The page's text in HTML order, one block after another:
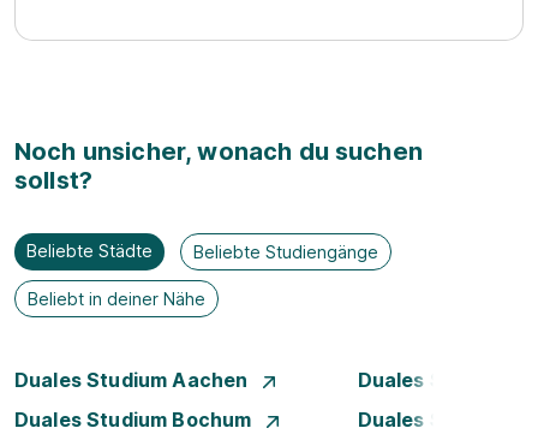
Noch unsicher, wonach du suchen
sollst?
Beliebte Städte Beliebte Studiengänge
Beliebt in deiner Nähe
Duales Studium Aachen
Duales Studium
Duales Studium Bochum
Duales Studium